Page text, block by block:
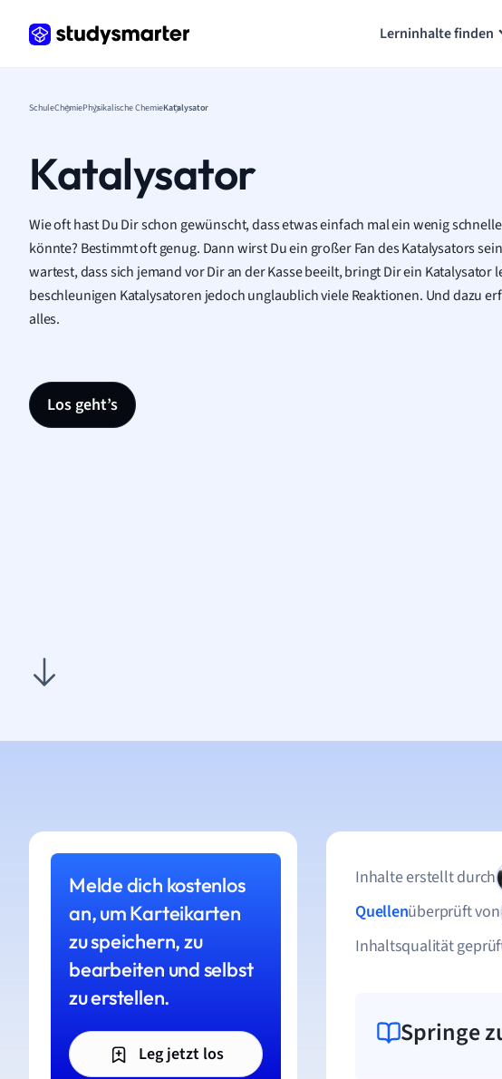
Lerninhalte finden
SchuleChemiePhysikalische ChemieKatalysator
Katalysator
Wie oft hast Du Dir schon gewünscht, dass etwas einfach mal ein wenig
könnte? Bestimmt oft genug. Dann wirst Du ein großer Fan des Katalysators
wartest, dass sich jemand vor Dir an der Kasse beeilt, bringt Dir ein Katalysator
beschleunigen Katalysatoren jedoch unglaublich viele Reaktionen. Und dazu
alles.
Los geht’s
Melde dich kostenlos
an, um Karteikarten
zu speichern, zu
bearbeiten und selbst
zu erstellen.
Leg jetzt los
Inhalte erstellt durch
Quellenüberprüft von
Inhaltsqualität
Springe